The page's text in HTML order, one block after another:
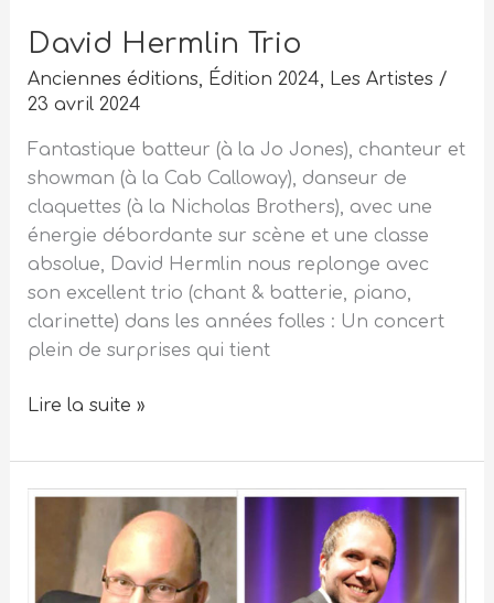
David Hermlin Trio
Anciennes éditions, Édition 2024, Les Artistes /
23 avril 2024
Fantastique batteur (à la Jo Jones), chanteur et
showman (à la Cab Calloway), danseur de
claquettes (à la Nicholas Brothers), avec une
énergie débordante sur scène et une classe
absolue, David Hermlin nous replonge avec
son excellent trio (chant & batterie, piano,
clarinette) dans les années folles : Un concert
plein de surprises qui tient
Lire la suite »
Hegemann
Ulbricht
duo